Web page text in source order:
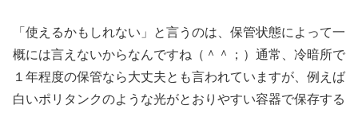
「使えるかもしれない」と言うのは、保管状態によって一
概には言えないからなんですね（＾＾；）通常、冷暗所で
１年程度の保管なら大丈夫とも言われていますが、例えば
白いポリタンクのような光がとおりやすい容器で保存する